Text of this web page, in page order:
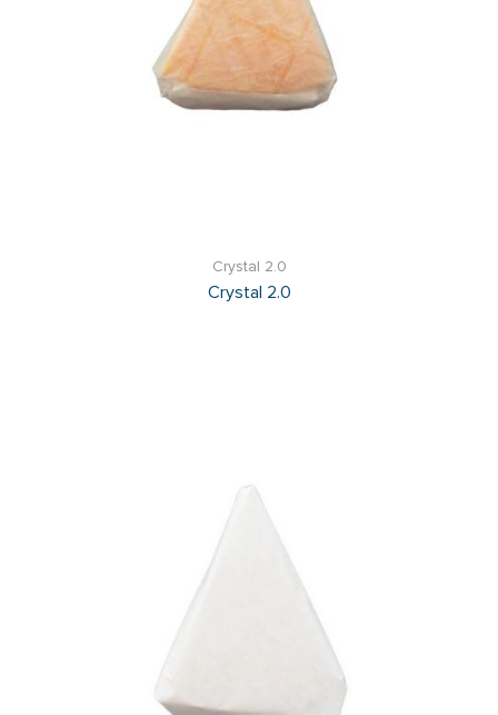
Crystal 2.0
Crystal 2.0